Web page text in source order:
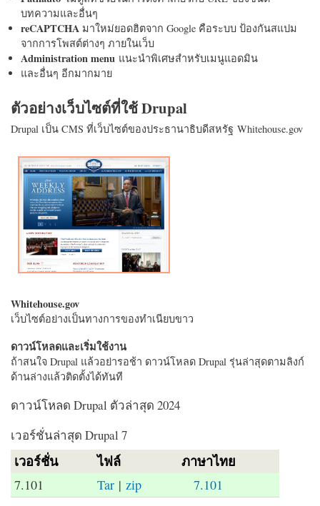
บทความและอื่นๆ
reCAPTCHA มาใหม่ยอดฮิตจาก Google คือระบบ ป้องกันสแปม
จากการโพสต์ต่างๆ ภายในเว็บ
Administration menu แนะนำพิเศษสำหรับเมนูแอดมิน
และอื่นๆ อีกมากมาย
ตัวอย่างเว็บไซต์ที่ใช้ Drupal
Drupal เป็น CMS ที่เว็บไซต์ของประธานาธิบดีสหรัฐ Whitehouse.gov
Whitehouse.gov
เว็บไซต์อย่างเป็นทางการของทำเนียบขาว
ดาวน์โหลดและเริ่มใช้งาน
ถ้าสนใจ Drupal แล้วอย่ารอช้า ดาวน์โหลด Drupal รุ่นล่าสุดตามลิงก์
ด้านล่างแล้วติดตั้งได้ทันที
ดาวน์โหลด Drupal ตัวล่าสุด 2024
เวอร์ชั่นล่าสุด Drupal 7
เวอร์ชั่น ไฟล์ ภาษาไทย
7.101 Tar |zip 7.101